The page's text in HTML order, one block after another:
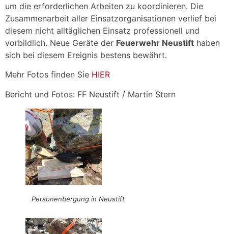
um die erforderlichen Arbeiten zu koordinieren. Die
Zusammenarbeit aller Einsatzorganisationen verlief bei
diesem nicht alltäglichen Einsatz professionell und
vorbildlich. Neue Geräte der Feuerwehr Neustift haben
sich bei diesem Ereignis bestens bewährt.
Mehr Fotos finden Sie HIER
Bericht und Fotos: FF Neustift / Martin Stern
Personenbergung in Neustift